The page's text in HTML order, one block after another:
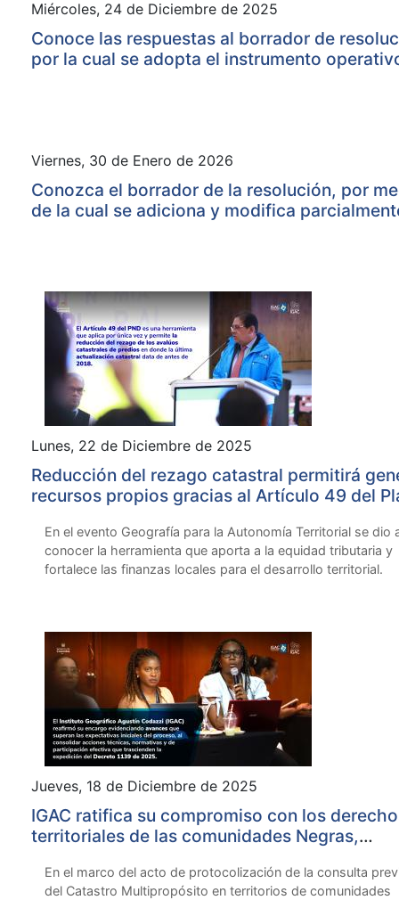
Miércoles, 24 de Diciembre de 2025
Conoce las respuestas al borrador de
por la cual se adopta el instrumento
Viernes, 30 de Enero de 2026
Conozca el borrador de la resolución, por
de la cual se adiciona y modifica
Lunes, 22 de Diciembre de 2025
Reducción del rezago catastral permitirá
recursos propios gracias al Artículo 49 del
En el evento Geografía para la Autonomía Territorial se dio
conocer la herramienta que aporta a la equidad tributaria y
fortalece las finanzas locales para el desarrollo territorial.
Jueves, 18 de Diciembre de 2025
IGAC ratifica su compromiso con los
territoriales de las comunidades Negras,
vigencia 2025
En el marco del acto de protocolización de la consulta
del Catastro Multipropósito en territorios de comunidades